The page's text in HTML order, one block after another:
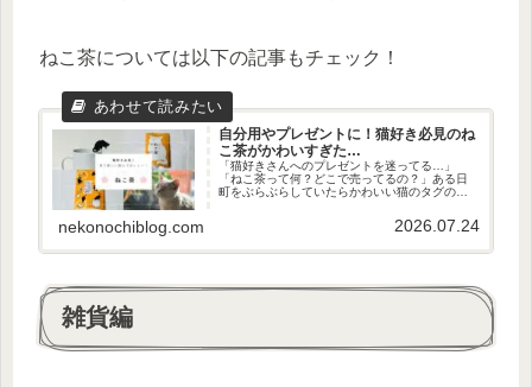
ねこ茶については以下の記事もチェック！
自分用やプレゼントに！猫好き必見のね
こ茶がかわいすぎた…
「猫好きさんへのプレゼントを迷ってる…」
「ねこ茶って何？どこで売ってるの？」ある日
町をぶらぶらしていたらかわいい猫のタグの付
買いしてしまいました。猫も飲めるの？残念な
がら飲めませんということで、今回...
nekonochiblog.com 2026.07.24
雑貨編